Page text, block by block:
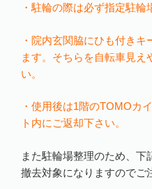
・駐輪の際は必ず指定駐輪
・院内玄関脇にひも付き
ます。そちらを自転車見え
い。
・使用後は1階のTOMOカ
ト内にご返却下さい。
また駐輪場整理のため、下
撤去対象になりますのでご